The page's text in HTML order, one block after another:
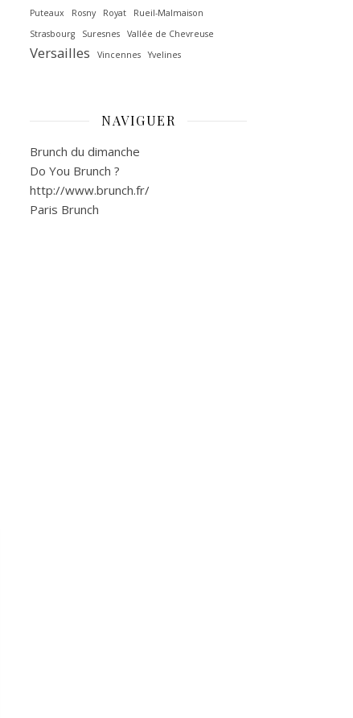
Puteaux
Rosny Royat
Rueil-Malmaison
Strasbourg
Suresnes Vallée de Chevreuse‎
Versailles Vincennes Yvelines
NAVIGUER
Brunch du dimanche
Do You Brunch ?
http://www.brunch.fr/
Paris Brunch